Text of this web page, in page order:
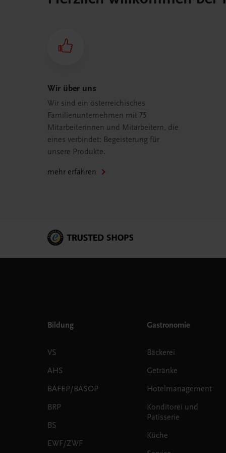
Wir über uns
Wir sind ein österreichisches
Familienunternehmen mit 75
Mitarbeiterinnen und Mitarbeitern, die
eines verbindet: Begeisterung für
unsere Produkte.
mehr erfahren
Bildung
VS
AHS
BAFEP/BASOP
BRP
BS
EWF/ZWF
Gastronomie
Bäckerei
Getränke
Hotelmanagement
Konditorei und
Patisserie
Küche